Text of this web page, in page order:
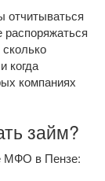
отчитываться
когда
компаниях
займ?
МФО в Пензе: